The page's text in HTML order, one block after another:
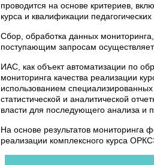
проводится на основе критериев,
курса и квалификации педагогических
Сбор, обработка данных
поступающим запросам
ИАС, как объект автоматизации по
мониторинга качества реализации
использованием
статистической и аналитической
власти для последующего анализа и
На основе результатов мониторинга
реализации комплексного курса